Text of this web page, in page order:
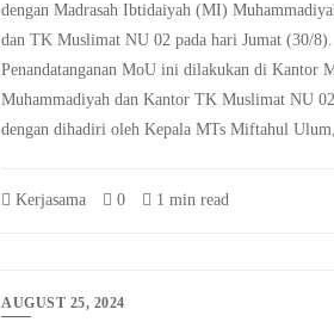
dengan Madrasah Ibtidaiyah (MI)
dan TK Muslimat NU 02 pada hari Jumat (30/8).
Penandatanganan MoU ini dilakukan di Kantor
Muhammadiyah dan Kantor TK Muslimat NU
dengan dihadiri oleh Kepala MTs Miftahul
Kerjasama 0 1 min read
AUGUST 25, 2024